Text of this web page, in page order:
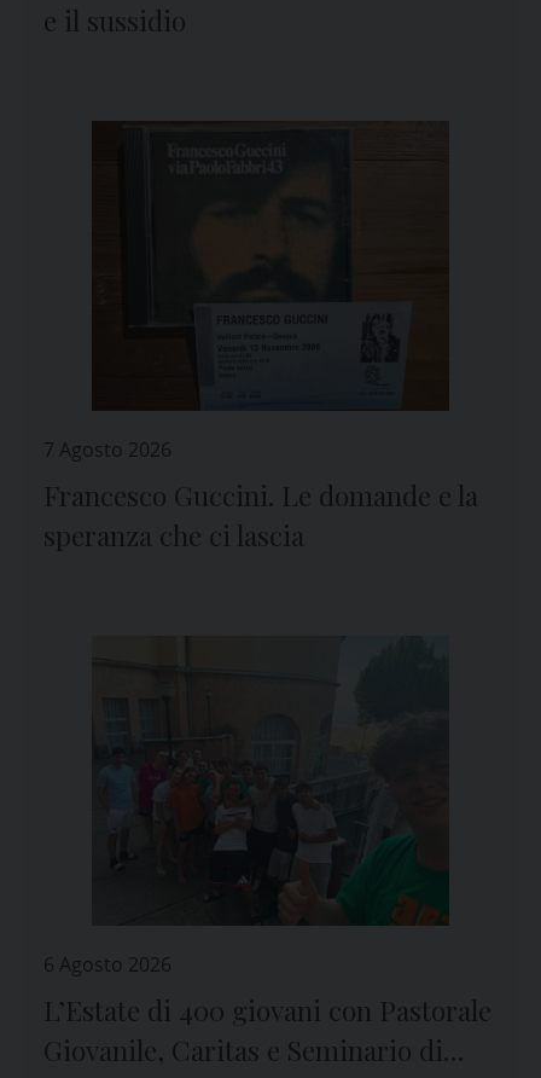
e il sussidio
7 Agosto 2026
Francesco Guccini. Le domande e la
speranza che ci lascia
6 Agosto 2026
L’Estate di 400 giovani con Pastorale
Giovanile, Caritas e Seminario di